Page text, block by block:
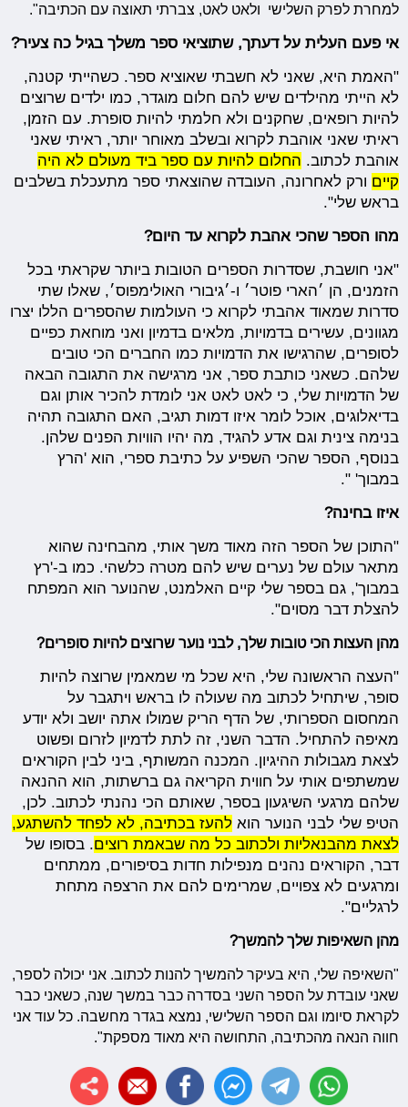
למחרת לפרק השלישי ולאט לאט, צברתי תאוצה עם הכתיבה".
אי פעם העלית על דעתך, שתוציאי ספר משלך בגיל כה צעיר?
"האמת היא, שאני לא חשבתי שאוציא ספר. כשהייתי קטנה,
לא הייתי מהילדים שיש להם חלום מוגדר, כמו ילדים שרוצים
להיות רופאים, שחקנים ולא חלמתי להיות סופרת. עם הזמן,
ראיתי שאני אוהבת לקרוא ובשלב מאוחר יותר, ראיתי שאני
אוהבת לכתוב. החלום להיות עם ספר ביד מעולם לא היה
קיים ורק לאחרונה, העובדה שהוצאתי ספר מתעכלת בשלבים
בראש שלי".
מהו הספר שהכי אהבת לקרוא עד היום?
"אני חושבת, שסדרות הספרים הטובות ביותר שקראתי בכל
הזמנים, הן ׳הארי פוטר׳ ו-׳גיבורי האולימפוס׳, שאלו שתי
סדרות שמאוד אהבתי לקרוא כי העולמות שהספרים הללו יצרו
מגוונים, עשירים בדמויות, מלאים בדמיון ואני מוחאת כפיים
לסופרים, שהרגישו את הדמויות כמו החברים הכי טובים
שלהם. כשאני כותבת ספר, אני מרגישה את התגובה הבאה
של הדמויות שלי, כי לאט לאט אני לומדת להכיר אותן וגם
בדיאלוגים, אוכל לומר איזו דמות תגיב, האם התגובה תהיה
בנימה צינית וגם אדע להגיד, מה יהיו הוויות הפנים שלהן.
בנוסף, הספר שהכי השפיע על כתיבת ספרי, הוא 'הרץ
במבוך' ".
איזו בחינה?
"התוכן של הספר הזה מאוד משך אותי, מהבחינה שהוא
מתאר עולם של נערים שיש להם מטרה כלשהי. כמו ב-'רץ
במבוך', גם בספר שלי קיים האלמנט, שהנוער הוא המפתח
להצלת דבר מסוים".
מהן העצות הכי טובות שלך, לבני נוער שרוצים להיות סופרים?
"העצה הראשונה שלי, היא שכל מי שמאמין שרוצה להיות
סופר, שיתחיל לכתוב מה שעולה לו בראש ויתגבר על
המחסום הספרותי, של הדף הריק שמולו אתה יושב ולא יודע
מאיפה להתחיל. הדבר השני, זה לתת לדמיון לזרום ופשוט
לצאת מגבולות ההיגיון. המכנה המשותף, ביני לבין הקוראים
שמשתפים אותי על חווית הקריאה גם ברשתות, הוא ההנאה
שלהם מרגעי השיגעון בספר, שאותם הכי נהנתי לכתוב. לכן,
הטיפ שלי לבני הנוער הואלהעז בכתיבה, לא לפחד להשתגע,
לצאת מהבנאליות ולכתוב כל מה שבאמת רוצים. בסופו של
דבר, הקוראים נהנים מנפילות חדות בסיפורים, ממתחים
ומרגעים לא צפויים, שמרימים להם את הרצפה מתחת
לרגליים".
מהן השאיפות שלך להמשך?
"השאיפה שלי, היא בעיקר להמשיך להנות לכתוב. אני יכולה לספר,
שאני עובדת על הספר השני בסדרה כבר במשך שנה, כשאני כבר
לקראת סיומו וגם הספר השלישי, נמצא בגדר מחשבה. כל עוד אני
חווה הנאה מהכתיבה, התחושה היא מאוד מספקת".